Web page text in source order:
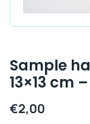
Sample
13×13 cm
€2,00